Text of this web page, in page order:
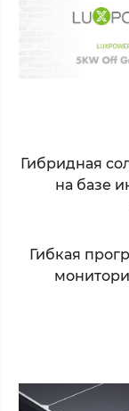
Гибридная
на базе
Гибкая